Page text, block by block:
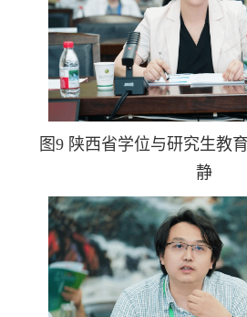
图9 陕西省学位与研究生教
静